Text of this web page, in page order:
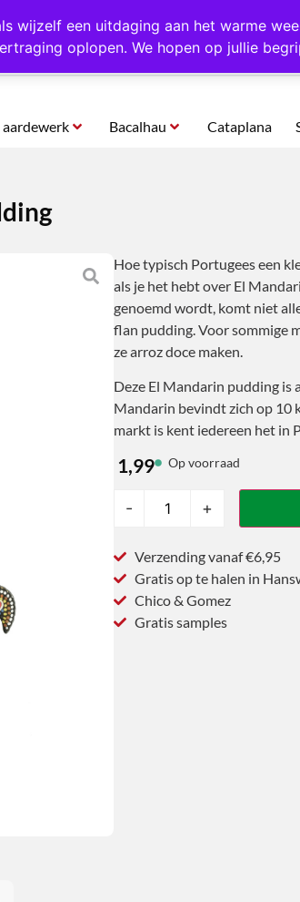
een uitdaging aan het warme
oplopen. We hopen op jullie
1000 verschillende producten op voorraad
Bacalhau Cataplana
Hoe typisch Portugees een
als je het hebt over El
genoemd wordt, komt niet
flan pudding. Voor sommige
ze arroz doce maken.
Deze El Mandarin pudding is
Mandarin bevindt zich op 10
markt is kent iedereen het in
1,99 Op voorraad
- +
Verzending vanaf €6,95
Gratis op te halen in
Chico & Gomez
Gratis samples